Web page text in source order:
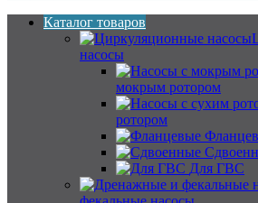
Каталог товаров
насосы
мокрым ротором
ротором
Для ГВС